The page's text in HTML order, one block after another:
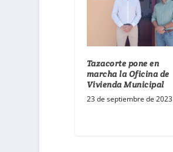
Tazacorte pone en
marcha la Oficina de
Vivienda Municipal
23 de septiembre de 2023